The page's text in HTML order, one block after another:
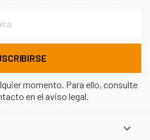
momento. Para ello, consulte
en el aviso legal.
